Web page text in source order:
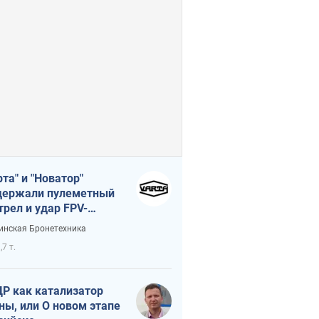
и "Новатор"
пулеметный
и удар FPV-
сохранив жизнь
Бронетехника
т.
как катализатор
или О новом этапе